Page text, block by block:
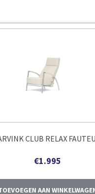
CLUB RELAX
€1.995
AAN